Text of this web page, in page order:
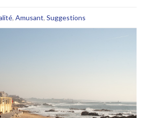
, Amusant, Suggestions